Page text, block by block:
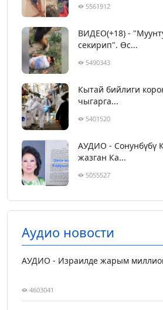
5561912
ВИДЕО(+18) -
секирип". Өс...
5490343
Кытай бийлиги
чыгарга...
5401520
АУДИО - Сонунбүбү
жазган Ка...
5055527
Аудио новости
АУДИО - Израилде жарым
4603041